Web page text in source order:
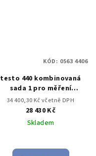
testo 440 kombinovaná
sada 1 pro měření
proudění s BT
34 400,30 Kč včetně DPH
28 430 Kč
Skladem
KÓD: 0563 4406